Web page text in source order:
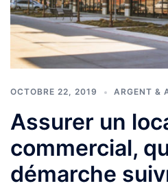
OCTOBRE 22, 2019 ARGENT &
Assurer un
commercial,
démarche